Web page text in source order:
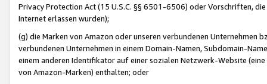
Privacy Protection Act (15 U.S.C. §§ 6501-6506) oder Vorschriften,
Internet erlassen wurden);
(g) die Marken von Amazon oder unseren verbundenen Unternehmen
verbundenen Unternehmen in einem Domain-Namen, Subdomain-
einem anderen Identifikator auf einer sozialen Netzwerk-Website
von Amazon-Marken) enthalten; oder